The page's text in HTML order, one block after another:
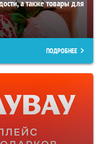
а также товары для
ПОДРОБНЕЕ